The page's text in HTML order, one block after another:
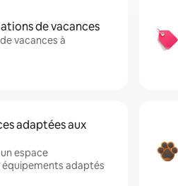
de vacances
vacances à
adaptées aux
espace
adaptés